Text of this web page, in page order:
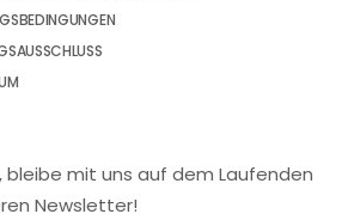
bleibe mit uns auf dem Laufenden
Newsletter!